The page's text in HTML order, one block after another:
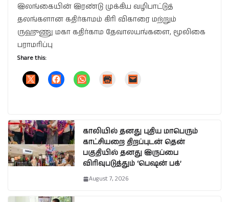
இலங்கையின் இரண்டு முக்கிய வழிபாட்டுத்
தலங்களான கதிர்காமம் கிரி விகாரை மற்றும்
ருஹுணு மகா கதிர்காம தேவாலயங்களை, மூலிகை
பராமரிப்பு
Share this:
காலியில் தனது புதிய மாபெரும்
காட்சியறை திறப்புடன் தென்
பகுதியில் தனது இருப்பை
விரிவுபடுத்தும் ‘பெஷன் பக்’
August 7, 2026